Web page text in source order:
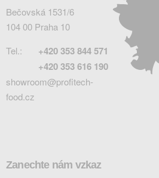
Bečovská 1531/6
104 00 Praha 10
Tel.:
+420 353 844 571
+420 353 616 190
showroom@profitech-
food.cz
Zanechte nám vzkaz